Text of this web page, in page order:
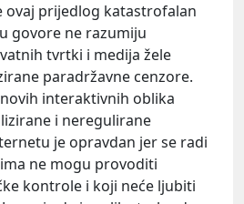
ovaj prijedlog katastrofalan
govore ne razumiju
tvrtki i medija žele
paradržavne cenzore.
interaktivnih oblika
i neregulirane
je opravdan jer se radi
ne mogu provoditi
kontrole i koji neće ljubiti